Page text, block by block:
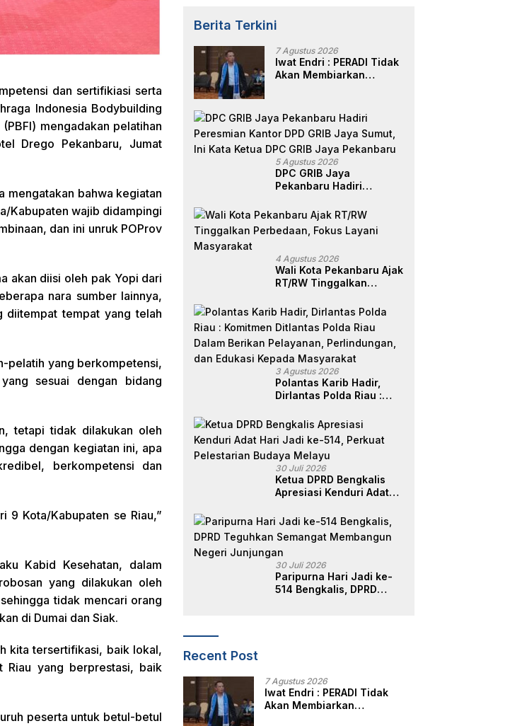
dan sertifikiasi serta
Indonesia Bodybuilding
mengadakan pelatihan
Drego Pekanbaru, Jumat
mengatakan bahwa kegiatan
Kabupaten wajib didampingi
dan ini unruk POProv
akan diisi oleh pak Yopi dari
nara sumber lainnya,
diitempat tempat yang telah
pelatih yang berkompetensi,
sesuai dengan bidang
tetapi tidak dilakukan oleh
dengan kegiatan ini, apa
berkompetensi dan
9 Kota/Kabupaten se Riau,”
Kabid Kesehatan, dalam
yang dilakukan oleh
tidak mencari orang
di Dumai dan Siak.
kita tersertifikasi, baik lokal,
Riau yang berprestasi, baik
peserta untuk betul-betul
Berita Terkini
7 Agustus 2026
Iwat Endri : PERADI Tidak
Akan Membiarkan
Advokat Adalah Marwah
Penegak Hukum
5 Agustus 2026
DPC GRIB Jaya
Pekanbaru Hadiri
GRIB Jaya Sumut, Ini
Kata Ketua DPC GRIB
Jaya Pekanbaru
4 Agustus 2026
Wali Kota Pekanbaru Ajak
RT/RW Tinggalkan
Masyarakat
3 Agustus 2026
Polantas Karib Hadir,
Dirlantas Polda Riau :
Riau Dalam Berikan
Pelayanan,
Perlindungan, dan
Edukasi Kepada
Masyarakat
30 Juli 2026
Ketua DPRD Bengkalis
Apresiasi Kenduri Adat
Pelestarian Budaya
Melayu
30 Juli 2026
Paripurna Hari Jadi ke-
514 Bengkalis, DPRD
Recent Post
7 Agustus 2026
Iwat Endri : PERADI Tidak
Akan Membiarkan